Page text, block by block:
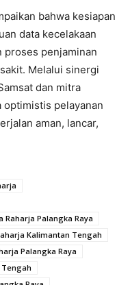
bahwa kesiapan
data kecelakaan
penjaminan
Melalui sinergi
dan mitra
optimistis pelayanan
aman, lancar,
Raharja Palangka Raya
Kalimantan Tengah
Palangka Raya
Tengah